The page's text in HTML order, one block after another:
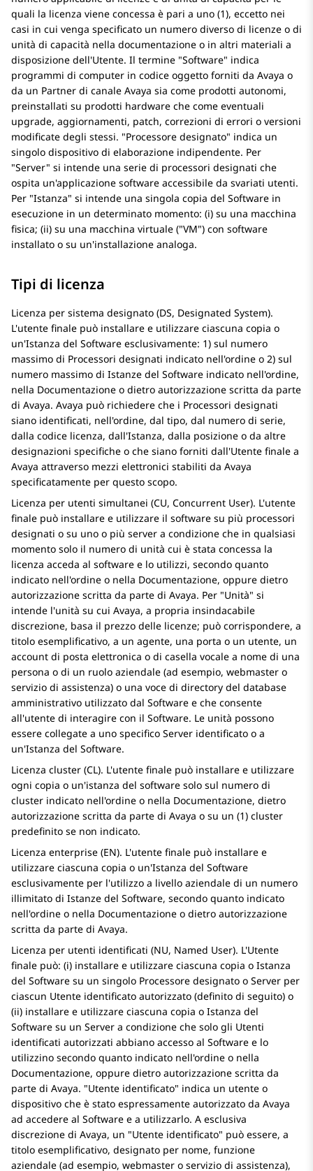
quali la licenza viene concessa è pari a uno (1), eccetto nei
casi in cui venga specificato un numero diverso di licenze o di
unità di capacità nella documentazione o in altri materiali a
disposizione dell'Utente. Il termine Software indica
programmi di computer in codice oggetto forniti da Avaya o
da un Partner di canale Avaya sia come prodotti autonomi,
preinstallati su prodotti hardware che come eventuali
upgrade, aggiornamenti, patch, correzioni di errori o versioni
modificate degli stessi.
Processore designato indica un
singolo dispositivo di elaborazione indipendente. Per
Server si intende una serie di processori designati che
ospita un'applicazione software accessibile da svariati utenti.
Per Istanza si intende una singola copia del Software in
esecuzione in un determinato momento: (i) su una macchina
fisica; (ii) su una macchina virtuale ( VM ) con software
installato o su un'installazione analoga.
Tipi di licenza
Licenza per sistema designato (DS, Designated System).
L'utente finale può installare e utilizzare ciascuna copia o
un'Istanza del Software esclusivamente: 1) sul numero
massimo di Processori designati indicato nell'ordine o 2) sul
numero massimo di Istanze del Software indicato nell'ordine,
nella Documentazione o dietro autorizzazione scritta da parte
di Avaya. Avaya può richiedere che i Processori designati
siano identificati, nell'ordine, dal tipo, dal numero di serie,
dalla codice licenza, dall'Istanza, dalla posizione o da altre
designazioni specifiche o che siano forniti dall'Utente finale a
Avaya attraverso mezzi elettronici stabiliti da Avaya
specificatamente per questo scopo.
Licenza per utenti simultanei (CU, Concurrent User). L'utente
finale può installare e utilizzare il software su più processori
designati o su uno o più server a condizione che in qualsiasi
momento solo il numero di unità cui è stata concessa la
licenza acceda al software e lo utilizzi, secondo quanto
indicato nell'ordine o nella Documentazione, oppure dietro
autorizzazione scritta da parte di Avaya. Per Unità si
intende l'unità su cui Avaya, a propria insindacabile
discrezione, basa il prezzo delle licenze; può corrispondere, a
titolo esemplificativo, a un agente, una porta o un utente, un
account di posta elettronica o di casella vocale a nome di una
persona o di un ruolo aziendale (ad esempio, webmaster o
servizio di assistenza) o una voce di directory del database
amministrativo utilizzato dal Software e che consente
all'utente di interagire con il Software. Le unità possono
essere collegate a uno specifico Server identificato o a
un'Istanza del Software.
Licenza cluster (CL). L'utente finale può installare e utilizzare
ogni copia o un'istanza del software solo sul numero di
cluster indicato nell'ordine o nella Documentazione, dietro
autorizzazione scritta da parte di Avaya o su un (1) cluster
predefinito se non indicato.
Licenza enterprise (EN). L'utente finale può installare e
utilizzare ciascuna copia o un'Istanza del Software
esclusivamente per l'utilizzo a livello aziendale di un numero
illimitato di Istanze del Software, secondo quanto indicato
nell'ordine o nella Documentazione o dietro autorizzazione
scritta da parte di Avaya.
Licenza per utenti identificati (NU, Named User). L'Utente
finale può: (i) installare e utilizzare ciascuna copia o Istanza
del Software su un singolo Processore designato o Server per
ciascun Utente identificato autorizzato (definito di seguito) o
(ii) installare e utilizzare ciascuna copia o Istanza del
Software su un Server a condizione che solo gli Utenti
identificati autorizzati abbiano accesso al Software e lo
utilizzino secondo quanto indicato nell'ordine o nella
Documentazione, oppure dietro autorizzazione scritta da
parte di Avaya. Utente identificato indica un utente o
dispositivo che è stato espressamente autorizzato da Avaya
ad accedere al Software e a utilizzarlo. A esclusiva
discrezione di Avaya, un Utente identificato può essere, a
titolo esemplificativo, designato per nome, funzione
aziendale (ad esempio, webmaster o servizio di assistenza),